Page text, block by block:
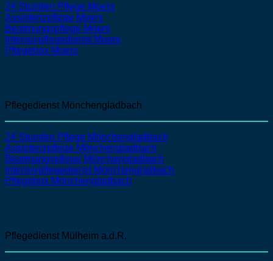
24 Stunden Pflege Moers
Assistenzpflege Moers
Beatmungspflege Moers
Intensivpflegedienst Moers
Pflegebox Moers
Pflegedienst Mönchengladbach
24 Stunden Pflege Mönchengladbach
Assistenzpflege Mönchengladbach
Beatmungspflege Mönchengladbach
Intensivpflegedienst Mönchengladbach
Pflegebox Mönchengladbach
Pflegedienst Mülheim a.d.R.